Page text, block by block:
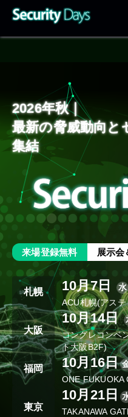
2026年秋｜
最新の脅威動向と
集結
来場登録無料 展示会
札幌 10月7日 水
ACU札幌(アス
大阪
10月14日
コングレコンベ
ト大阪B2F)
福岡 10月16日
ONE FUKUOKA
東京
10月21日
TAKANAWA